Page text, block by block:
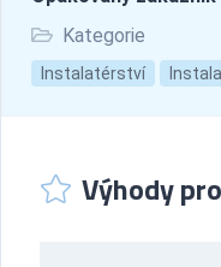
Kategorie
Instalatérství
Výhody